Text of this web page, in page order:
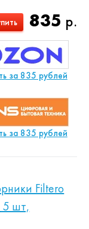
835 р.
за 835 рублей
за 835 рублей
Filtero
5 шт,